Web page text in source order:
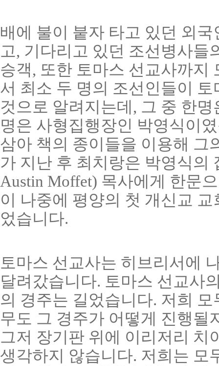
배에 불이 붙자 타고 있던 외
고, 기다리고 있던 조선병사들
승객, 또한 토마스 선교사까지
서 최소 두 명의 조선인들이
것으로 알려지는데, 그 중 한
명은 사형집행장인 박영식이
삼아 책의 종이들을 이용해 그
가 지난 후 최치랑은 박영식의
Austin Moffet) 목사에게 한문
이 나중에 평양의 첫 개신교
었습니다.
토마스 선교사는 히브리서에
달려갔습니다. 토마스 선교사
의 경주는 길었습니다. 저희
무도 그 경주가 어떻게 진행될
그저 장기판 위에 이리저리 치
생각하지 않습니다. 저희는 모